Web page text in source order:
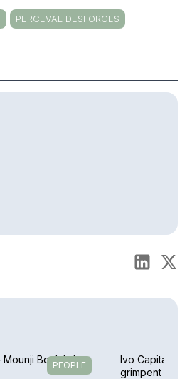
PERCEVAL DESFORGES
PEOPLE
Mounji Boulahdour
Ivo Capital
grimpent de